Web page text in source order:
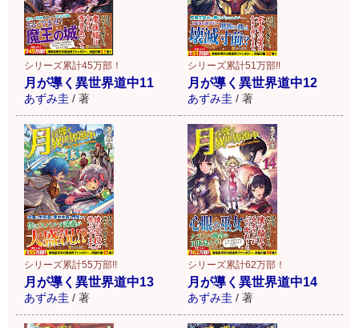
シリーズ累計45万部！
月が導く異世界道中11
あずみ圭 / 著
シリーズ累計51万部!!
月が導く異世界道中12
あずみ圭 / 著
シリーズ累計55万部!!
月が導く異世界道中13
あずみ圭 / 著
シリーズ累計62万部！
月が導く異世界道中14
あずみ圭 / 著